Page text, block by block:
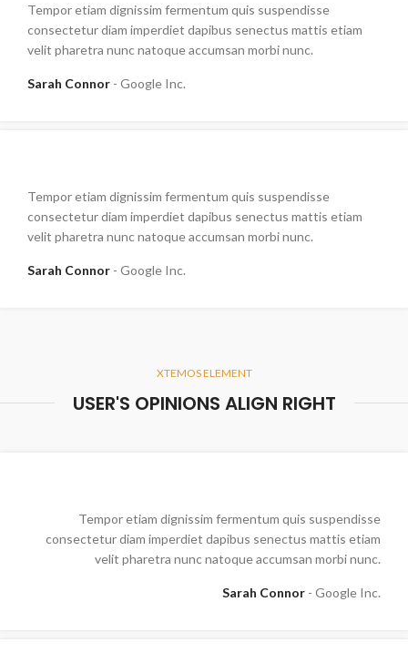
Tempor etiam dignissim fermentum quis suspendisse
consectetur diam imperdiet dapibus senectus mattis etiam
velit pharetra nunc natoque accumsan morbi nunc.
Sarah Connor Google Inc.
Tempor etiam dignissim fermentum quis suspendisse
consectetur diam imperdiet dapibus senectus mattis etiam
velit pharetra nunc natoque accumsan morbi nunc.
Sarah Connor Google Inc.
XTEMOS ELEMENT
USER'S OPINIONS ALIGN RIGHT
Tempor etiam dignissim fermentum quis suspendisse
consectetur diam imperdiet dapibus senectus mattis etiam
velit pharetra nunc natoque accumsan morbi nunc.
Sarah Connor Google Inc.